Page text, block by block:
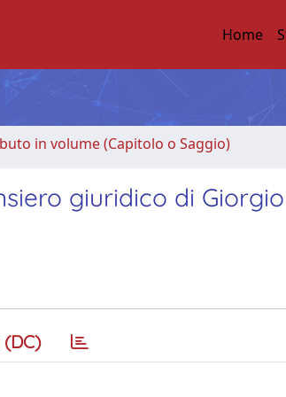
Home
in volume (Capitolo o Saggio)
giuridico di